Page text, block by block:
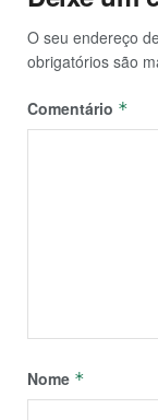
O seu endereço
obrigatórios são
Comentário *
Nome *